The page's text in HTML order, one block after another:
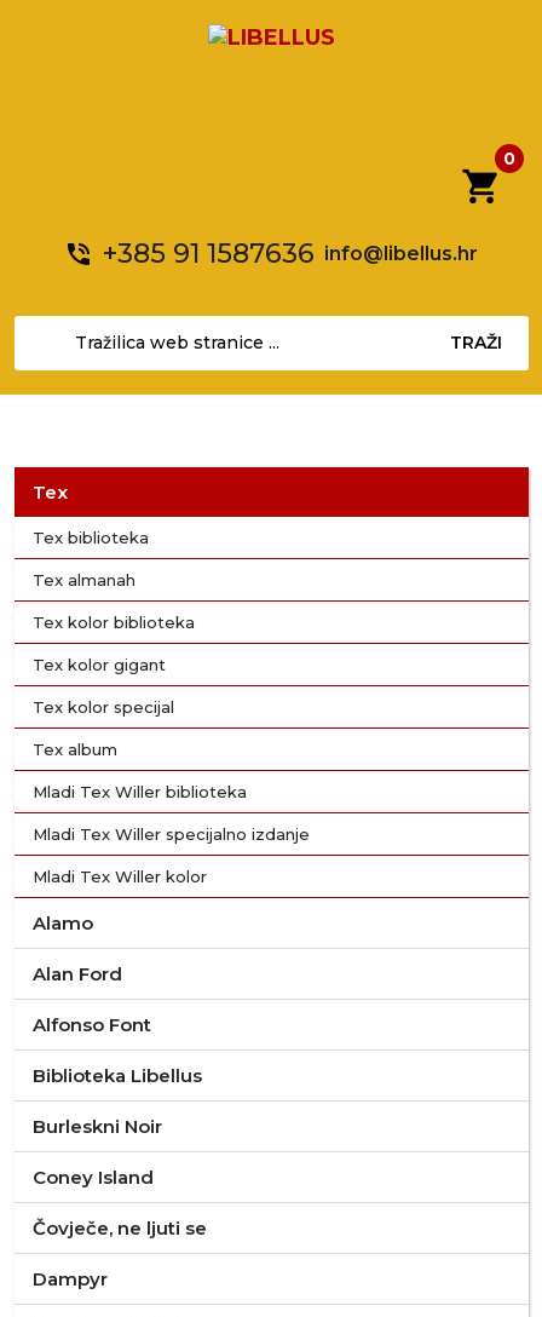
shopping_cart
0
phone_in_talk +385 91 1587636 info@libellus.hr
TRAŽI
Tex
Tex biblioteka
Tex almanah
Tex kolor biblioteka
Tex kolor gigant
Tex kolor specijal
Tex album
Mladi Tex Willer biblioteka
Mladi Tex Willer specijalno izdanje
Mladi Tex Willer kolor
Alamo
Alan Ford
Alfonso Font
Biblioteka Libellus
Burleskni Noir
Coney Island
Čovječe, ne ljuti se
Dampyr